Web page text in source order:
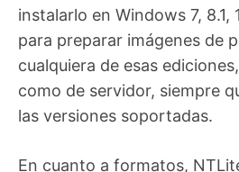
instalarlo en Windows 7, 8.1,
para preparar imágenes de
cualquiera de esas
como de servidor, siempre
las versiones soportadas.
En cuanto a formatos,